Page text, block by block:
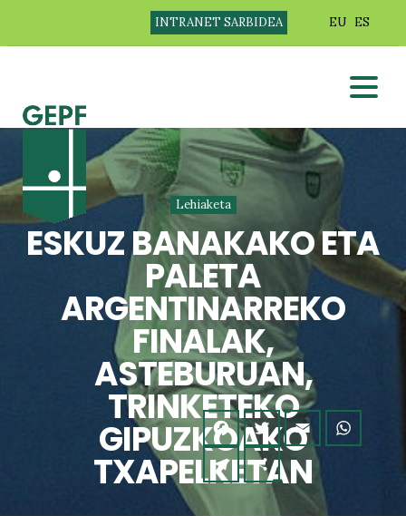
INTRANET SARBIDEA EU ES
Lehiaketa
ESKUZ BANAKAKO ETA
PALETA
ARGENTINARREKO
FINALAK,
ASTEBURUAN,
TRINKETEKO
GIPUZKOAKO
TXAPELKETAN